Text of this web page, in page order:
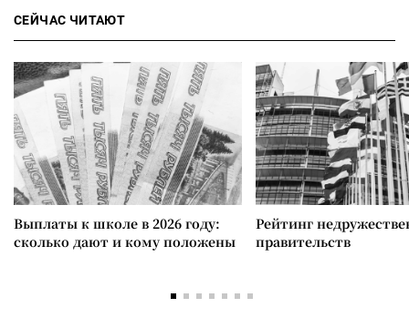
СЕЙЧАС ЧИТАЮТ
Выплаты к школе в 2026 году:
сколько дают и кому положены
Рейтинг
правительств